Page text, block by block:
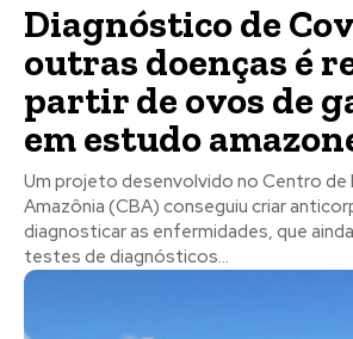
Diagnóstico de
outras doenças é
partir de ovos de
em estudo
Um projeto desenvolvido no Centro de
Amazônia (CBA) conseguiu criar
diagnosticar as enfermidades, que
testes de diagnósticos...